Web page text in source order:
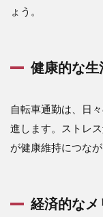
ょう。
健康的な生
自転車通勤は、日
進します。ストレ
が健康維持につなが
経済的なメ